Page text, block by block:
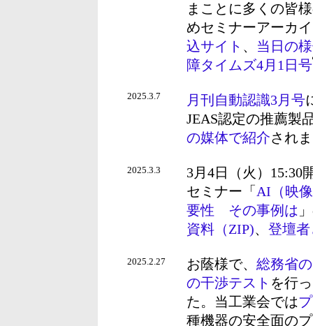
まことに多くの皆
めセミナーアーカ
込サイト 、 当日の
障タイムズ4月1日号
2025.3.7 月刊自動認識3月号
JEAS認定の推薦製
の媒体で紹介され
2025.3.3
3月4日（火）15:30
セミナー「 AI（映
要性 その事例は
資料（ZIP)、 登壇
2025.2.27 お蔭様で、 総務省
の干渉テスト を行
た。当工業会では
種機器の安全面の